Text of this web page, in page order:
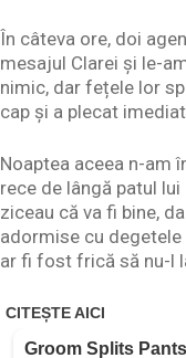
În câteva ore, doi
mesajul Clarei și le-
nimic, dar fețele lor
cap și a plecat
Noaptea aceea n-am
rece de lângă patul
ziceau că va fi bine,
adormise cu
ar fi fost frică să nu-l